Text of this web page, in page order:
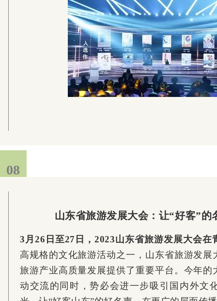
08
山东省旅游发展大会：让“好客”的
3月26日至27日，2023山东省旅游发展大会在
高规格的文化旅游活动之一，山东省旅游发展
旅游产业高质量发展提供了重要平台。今年的
动交流的同时，势必会进一步吸引国内外文